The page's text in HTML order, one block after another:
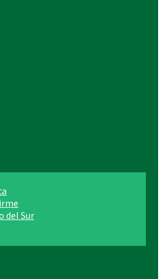
del Sur